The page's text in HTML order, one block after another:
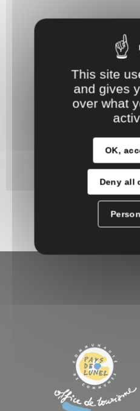
This site
and gives
over what
OK,
Deny all